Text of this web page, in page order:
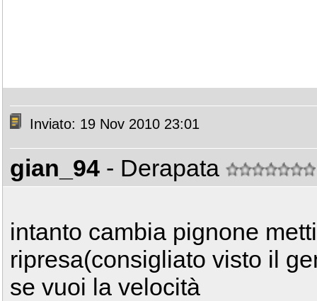
Inviato: 19 Nov 2010 23:01
gian_94 - Derapata
intanto cambia pignone
ripresa(consigliato visto il
se vuoi la velocità